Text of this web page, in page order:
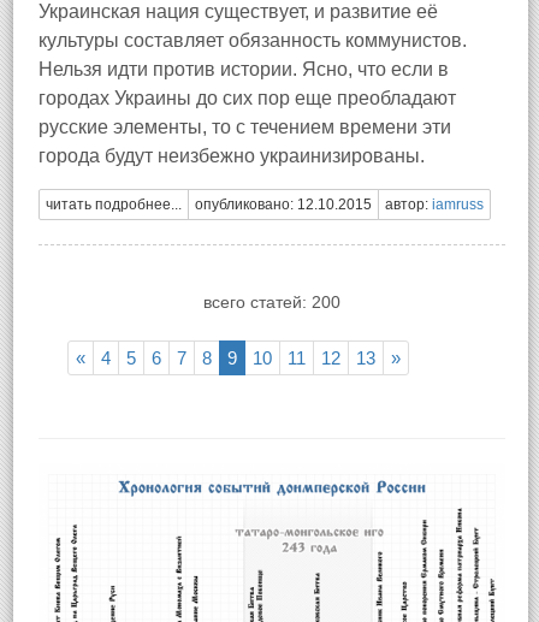
Украинская нация существует, и развитие её
культуры составляет обязанность коммунистов.
Нельзя идти против истории. Ясно, что если в
городах Украины до сих пор еще преобладают
русские элементы, то с течением времени эти
города будут неизбежно украинизированы.
читать подробнее... опубликовано: 12.10.2015 автор: iamruss
всего статей: 200
« 4 5 6 7 8 9 10 11 12 13 »